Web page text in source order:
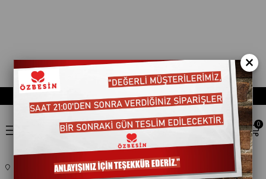
0
ATISTIRMALIK VE EGLENCELIK BISKÜVI 451082
×